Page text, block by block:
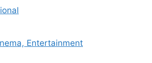
Entertainment